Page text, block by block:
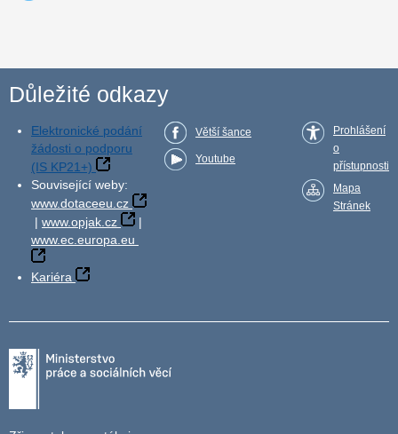
Důležité odkazy
Elektronické podání
žádosti o podporu
(IS KP21+)
Související weby:
www.dotaceeu.cz
| www.opjak.cz
|
www.ec.europa.eu
Kariéra
Větší šance
Youtube
Prohlášení
o
přístupnosti
Mapa
Stránek